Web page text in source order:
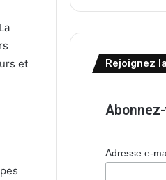
et
Rejoignez
Adresse e-